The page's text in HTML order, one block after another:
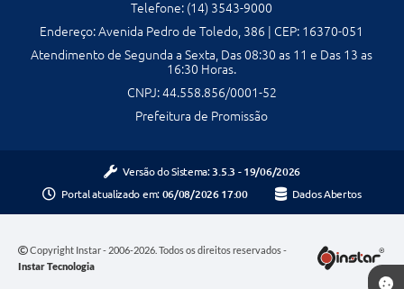
Contas Públicas
Transparência
Notícias
Telefone: (14) 3543-9000
Endereço: Avenida Pedro de Toledo, 386 | CEP: 16370-051
Atendimento de Segunda a Sexta, Das 08:30 as 11 e Das 13 as
16:30 Horas.
CNPJ: 44.558.856/0001-52
Prefeitura de Promissão
Versão do Sistema: 3.5.3 - 19/06/2026
Portal atualizado em: 06/08/2026 17:00 Dados Abertos
Copyright Instar - 2006-2026. Todos os direitos reservados -
Instar Tecnologia